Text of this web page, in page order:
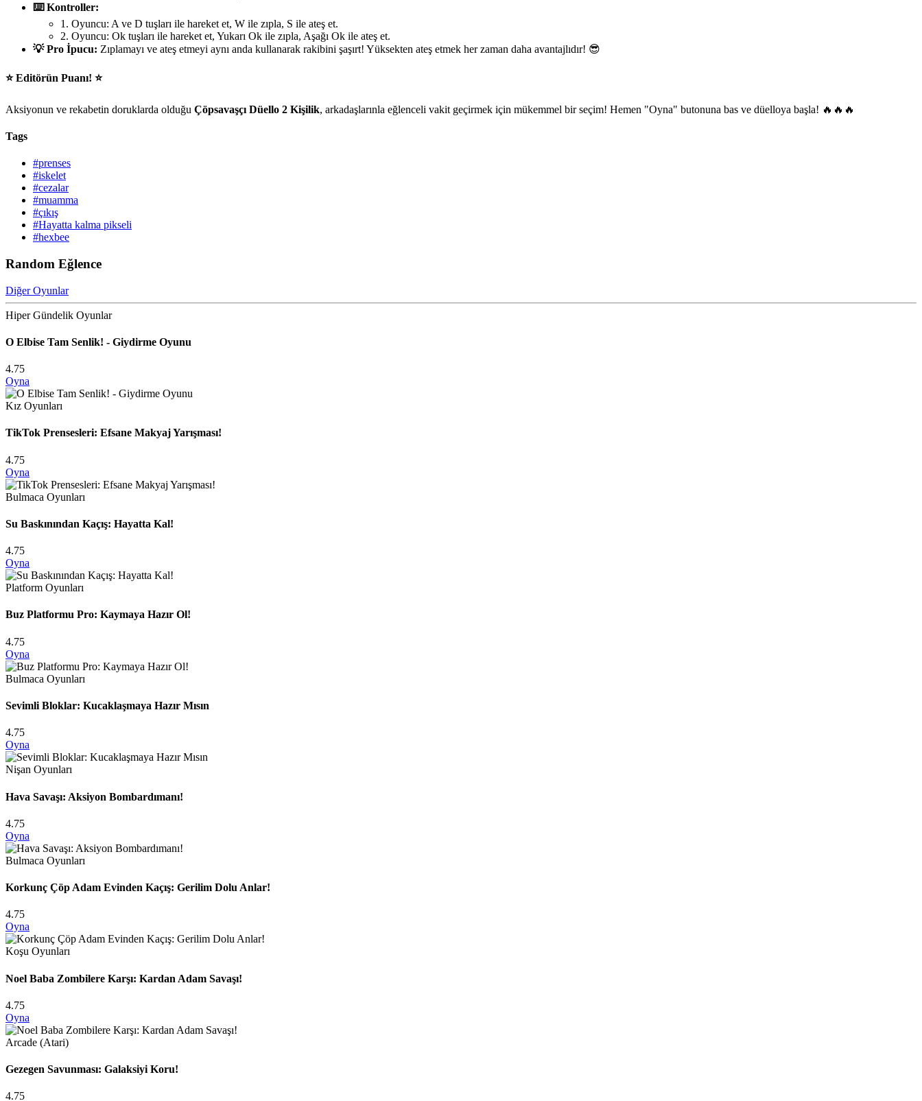
⌨️ Kontroller:
1. Oyuncu: A ve D tuşları ile hareket et, W ile zıpla, S ile ateş et.
2. Oyuncu: Ok tuşları ile hareket et, Yukarı Ok ile zıpla, Aşağı Ok ile ateş et.
💡 Pro İpucu: Zıplamayı ve ateş etmeyi aynı anda kullanarak rakibini şaşırt! Yüksekten ateş etmek her zaman daha avantajlıdır! 😎
⭐ Editörün Puanı! ⭐
Aksiyonun ve rekabetin doruklarda olduğu Çöpsavaşçı Düello 2 Kişilik, arkadaşlarınla eğlenceli vakit geçirmek için mükemmel bir seçim! Hemen "Oyna" butonuna bas ve düelloya başla! 🔥🔥🔥
Tags
#prenses
#iskelet
#cezalar
#muamma
#çıkış
#Hayatta kalma pikseli
#hexbee
Random Eğlence
Diğer Oyunlar
Hiper Gündelik Oyunlar
O Elbise Tam Senlik! - Giydirme Oyunu
4.75
Oyna
Kız Oyunları
TikTok Prensesleri: Efsane Makyaj Yarışması!
4.75
Oyna
Bulmaca Oyunları
Su Baskınından Kaçış: Hayatta Kal!
4.75
Oyna
Platform Oyunları
Buz Platformu Pro: Kaymaya Hazır Ol!
4.75
Oyna
Bulmaca Oyunları
Sevimli Bloklar: Kucaklaşmaya Hazır Mısın
4.75
Oyna
Nişan Oyunları
Hava Savaşı: Aksiyon Bombardımanı!
4.75
Oyna
Bulmaca Oyunları
Korkunç Çöp Adam Evinden Kaçış: Gerilim Dolu Anlar!
4.75
Oyna
Koşu Oyunları
Noel Baba Zombilere Karşı: Kardan Adam Savaşı!
4.75
Oyna
Arcade (Atari)
Gezegen Savunması: Galaksiyi Koru!
4.75